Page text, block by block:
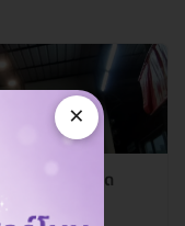
สาขาลาด
×